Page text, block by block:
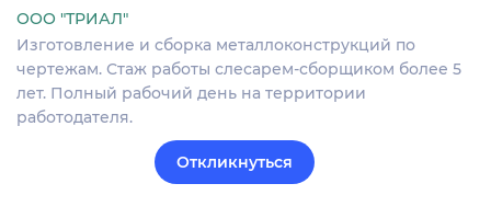
ООО "ТРИАЛ"
Изготовление и сборка металлоконструкций по
чертежам. Стаж работы слесарем-сборщиком более 5
лет. Полный рабочий день на территории
работодателя.
Откликнуться